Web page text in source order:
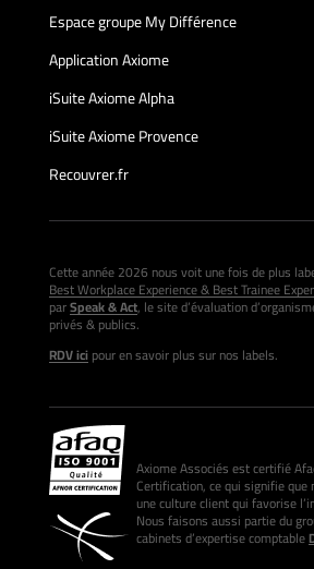
Espace groupe My Différence
Application Axiome
iSuite Axiome Alpha
iSuite Axiome Provence
Recouvrer.fr
Cette année 2026 nous voit une fois de plus
Best Workplace Experience & Best Trainee
parSpeak & Act, le site d’évaluation
privés & publics.
RDV icipour en savoir plus sur nos labels.
Axiome Associés est certifié
Certification, ce qui signifie que
une culture client qui favorise
Nous faisons aussi partie du
cabinets d’expertise comptable